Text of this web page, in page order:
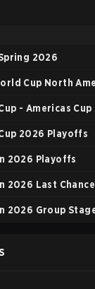
2026
Cup North
- Americas Cup
2026 Playoffs
2026 Playoffs
2026 Last
2026 Group